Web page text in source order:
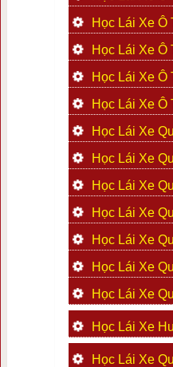
Học Lái Xe Ô
Học Lái Xe Ô
Học Lái Xe Ô
Học Lái Xe Ô
Học Lái Xe
Học Lái Xe
Học Lái Xe
Học Lái Xe
Học Lái Xe
Học Lái Xe
Học Lái Xe
Học Lái Xe
Học Lái Xe